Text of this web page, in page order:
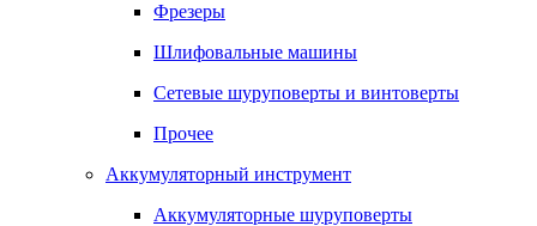
Фрезеры
Шлифовальные машины
Сетевые шуруповерты и винтоверты
Прочее
Аккумуляторный инструмент
Аккумуляторные шуруповерты